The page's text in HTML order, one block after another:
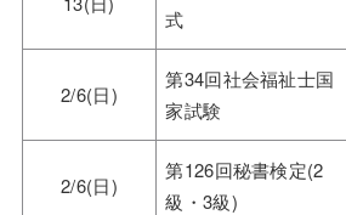
式
2/6(日)
第34回社会福祉士国
家試験
2/6(日)
第126回秘書検定(2
級・3級)